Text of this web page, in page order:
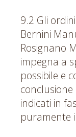
9.2 Gli
Bernini
Rosignano
impegna a
possibile e
indicati in
puramente